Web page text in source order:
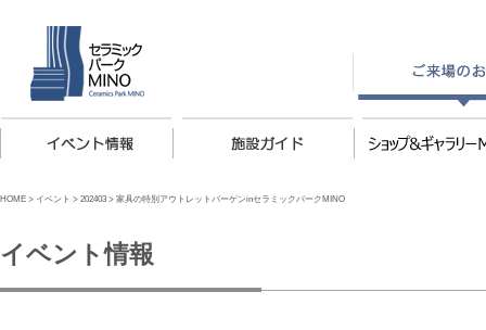
HOME > イベント > 202403 > 家具の特別アウトレットバーゲンinセラミックパークMINO
イベント情報